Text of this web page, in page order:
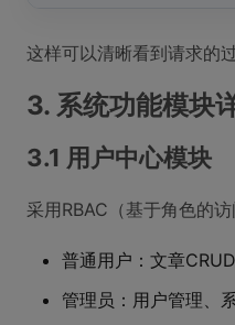
这样可以清晰看到请求的
3. 系统功能模块
3.1 用户中心模块
采用RBAC（基于角色的
普通用户：文章
管理员：用户管理、